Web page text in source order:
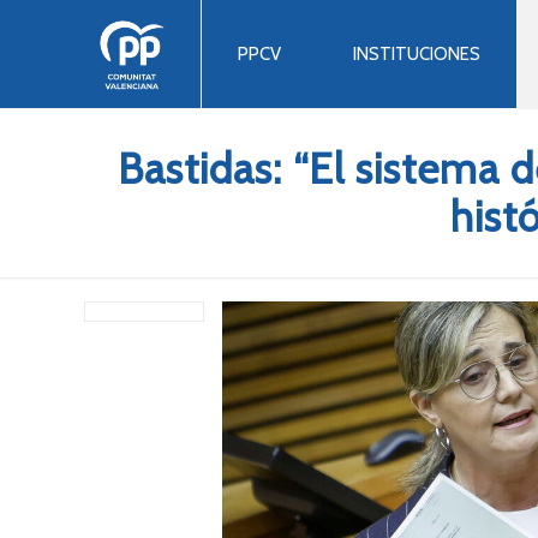
PPCV INSTITUCIONES
Bastidas: “El sistema